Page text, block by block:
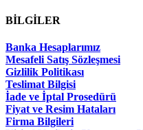
BİLGİLER
Banka Hesaplarımız
Mesafeli Satış Sözleşmesi
Gizlilik Politikası
Teslimat Bilgisi
İade ve İptal Prosedürü
Fiyat ve Resim Hataları
Firma Bilgileri